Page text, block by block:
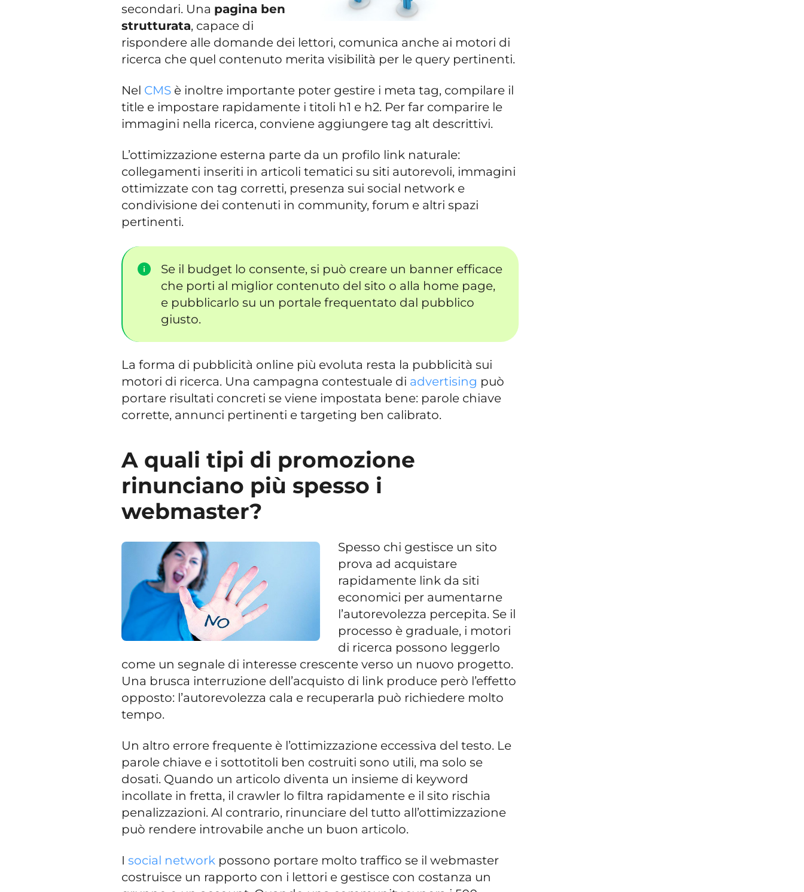
secondari. Una pagina ben
strutturata, capace di
rispondere alle domande dei lettori, comunica anche ai motori di
ricerca che quel contenuto merita visibilità per le query pertinenti.
Nel CMS è inoltre importante poter gestire i meta tag, compilare il
title e impostare rapidamente i titoli h1 e h2. Per far comparire le
immagini nella ricerca, conviene aggiungere tag alt descrittivi.
L’ottimizzazione esterna parte da un profilo link naturale:
collegamenti inseriti in articoli tematici su siti autorevoli, immagini
ottimizzate con tag corretti, presenza sui social network e
condivisione dei contenuti in community, forum e altri spazi
pertinenti.
Se il budget lo consente, si può creare un banner efficace
che porti al miglior contenuto del sito o alla home page,
e pubblicarlo su un portale frequentato dal pubblico
giusto.
La forma di pubblicità online più evoluta resta la pubblicità sui
motori di ricerca. Una campagna contestuale di advertising può
portare risultati concreti se viene impostata bene: parole chiave
corrette, annunci pertinenti e targeting ben calibrato.
A quali tipi di promozione
rinunciano più spesso i
webmaster?
Spesso chi gestisce un sito
prova ad acquistare
rapidamente link da siti
economici per aumentarne
l’autorevolezza percepita. Se il
processo è graduale, i motori
di ricerca possono leggerlo
come un segnale di interesse crescente verso un nuovo progetto.
Una brusca interruzione dell’acquisto di link produce però l’effetto
opposto: l’autorevolezza cala e recuperarla può richiedere molto
tempo.
Un altro errore frequente è l’ottimizzazione eccessiva del testo. Le
parole chiave e i sottotitoli ben costruiti sono utili, ma solo se
dosati. Quando un articolo diventa un insieme di keyword
incollate in fretta, il crawler lo filtra rapidamente e il sito rischia
penalizzazioni. Al contrario, rinunciare del tutto all’ottimizzazione
può rendere introvabile anche un buon articolo.
Isocial network possono portare molto traffico se il webmaster
costruisce un rapporto con i lettori e gestisce con costanza un